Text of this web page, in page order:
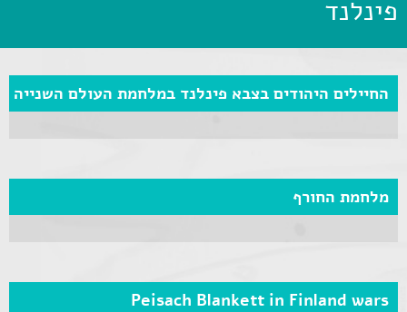
פינלנד
החיילים היהודים בצבא פינלנד במלחמת העולם השנייה
מלחמת החורף
Peisach Blankett in Finland wars